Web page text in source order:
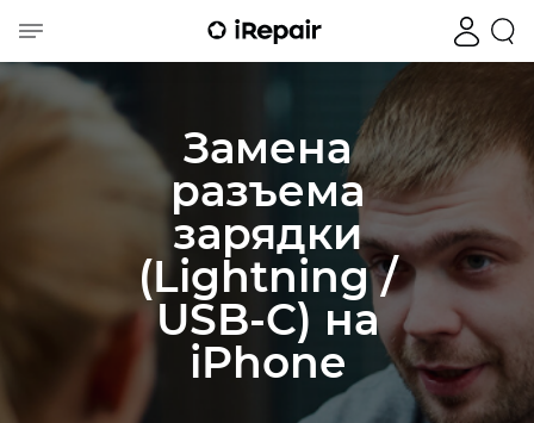
Замена
разъема
зарядки
(Lightning /
USB-C) на
iPhone